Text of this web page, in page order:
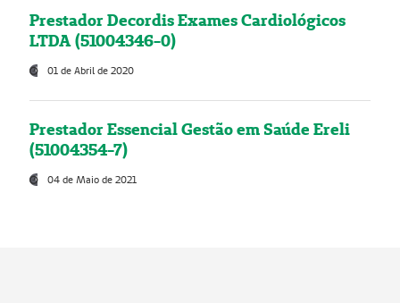
Prestador Decordis Exames Cardiológicos
LTDA (51004346-0)
01 de Abril de 2020
Prestador Essencial Gestão em Saúde Ereli
(51004354-7)
04 de Maio de 2021